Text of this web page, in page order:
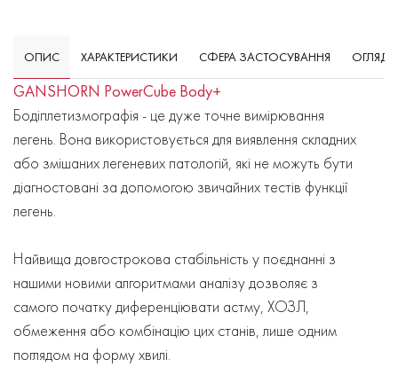
ОПИС ХАРАКТЕРИСТИКИ СФЕРА ЗАСТОСУВАННЯ ОГЛЯД
GANSHORN PowerCube Body+
Бодіплетизмографія - це дуже точне вимірювання
легень. Вона використовується для виявлення складних
або змішаних легеневих патологій, які не можуть бути
діагностовані за допомогою звичайних тестів функції
легень.
Найвища довгострокова стабільність у поєднанні з
нашими новими алгоритмами аналізу дозволяє з
самого початку диференціювати астму, ХОЗЛ,
обмеження або комбінацію цих станів, лише одним
поглядом на форму хвилі.